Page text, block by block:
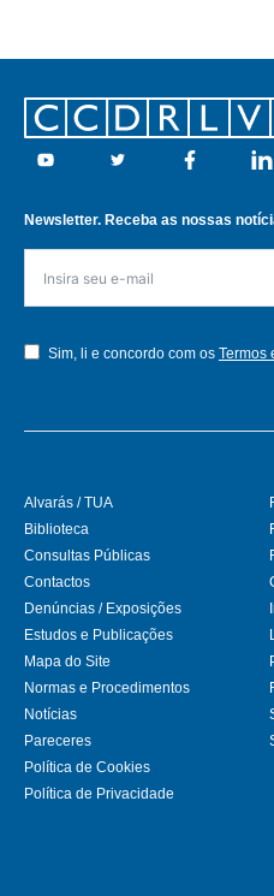
Footer
Youtube Twitter Facebook
Newsletter. Receba as nossas
Sim, li e concordo com os Termos
Alvarás / TUA
Biblioteca
Consultas Públicas
Contactos
Denúncias / Exposições
Estudos e Publicações
Mapa do Site
Normas e Procedimentos
Notícias
Pareceres
Política de Cookies
Política de Privacidade